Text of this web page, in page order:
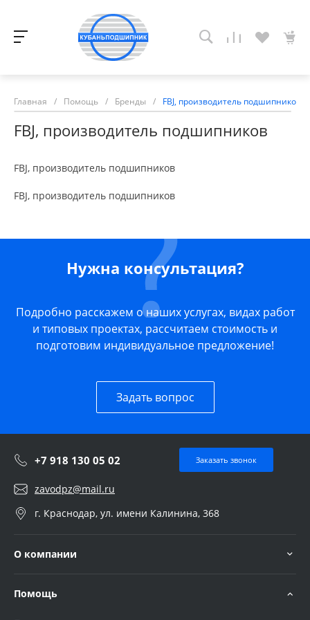
Главная / Помощь / Бренды / FBJ, производитель подшипников
FBJ, производитель подшипников
FBJ, производитель подшипников
FBJ, производитель подшипников
Нужна консультация?
Подробно расскажем о наших услугах, видах работ
и типовых проектах, рассчитаем стоимость и
подготовим индивидуальное предложение!
Задать вопрос
+7 918 130 05 02 Заказать звонок
zavodpz@mail.ru
г. Краснодар, ул. имени Калинина, 368
О компании
Помощь